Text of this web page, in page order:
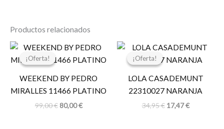
Productos relacionados
¡Oferta!
¡Oferta!
WEEKEND BY PEDRO
MIRALLES 11466 PLATINO
99,00€
El
original
99,00 €.
80,00€
El
actual
80,00 €.
¡Oferta!
¡Oferta!
LOLA CASADEMUNT
22310027 NARANJA
34,95€
El
original
34,95 €.
17,47€
El
actual
17,47 €.